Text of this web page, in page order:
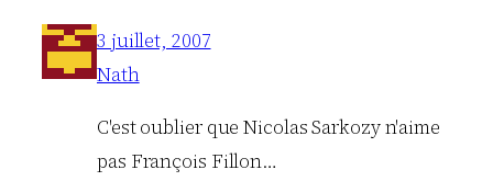
3 juillet, 2007
Nath
C'est oublier que Nicolas Sarkozy n'aime
pas François Fillon…